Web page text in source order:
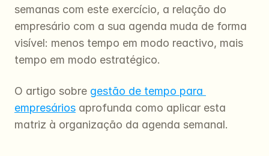
semanas com este exercício, a relação do
empresário com a sua agenda muda de forma
visível: menos tempo em modo reactivo, mais
tempo em modo estratégico.
O artigo sobre gestão de tempo para
empresários aprofunda como aplicar esta
matriz à organização da agenda semanal.